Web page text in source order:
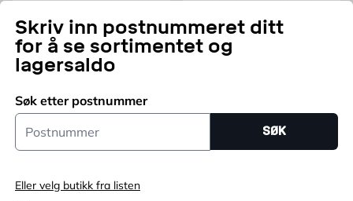
Skriv inn postnummeret ditt
for å se sortimentet og
lagersaldo
Søk etter postnummer
Postnummer
SØK
Eller velg butikk fra listen
21x14x4 cm
FRA Pris 6.25 NOK /stk
6,25NOK
19,5x13x6 cm, tromlet
FRA Pris 7.85 NOK /stk
7,85